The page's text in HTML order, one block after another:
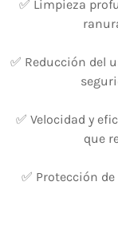
✅ Limpieza
✅ Reducción del
✅ Velocidad y
que
✅ Protección